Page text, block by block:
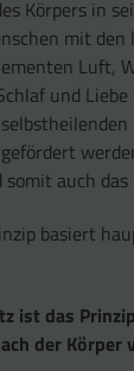
Körpers in
mit
Luft,
und
somit auch
basiert
ist das
der Körper